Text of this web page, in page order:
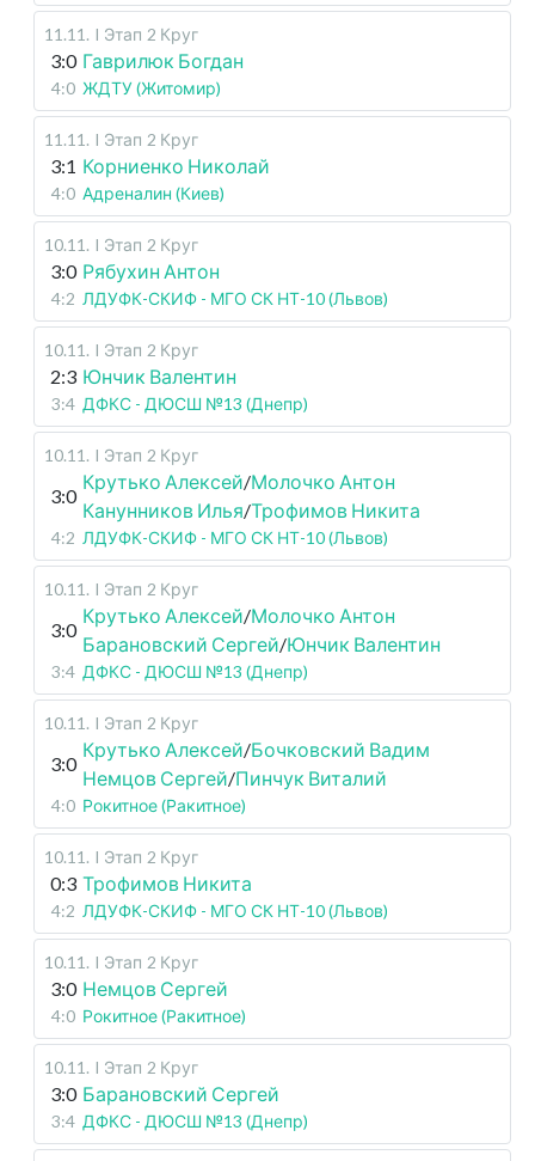
11.11 . I Этап 2 Круг
3:0 Гаврилюк Богдан
4:0 ЖДТУ (Житомир)
11.11 . I Этап 2 Круг
3:1 Корниенко Николай
4:0 Адреналин (Киев)
10.11 . I Этап 2 Круг
3:0 Рябухин Антон
4:2 ЛДУФК-СКИФ - МГО СК НТ-10 (Львов)
10.11 . I Этап 2 Круг
2:3 Юнчик Валентин
3:4 ДФКС - ДЮСШ №13 (Днепр)
10.11 . I Этап 2 Круг
3:0
Крутько Алексей/Молочко Антон
Канунников Илья/Трофимов Никита
4:2 ЛДУФК-СКИФ - МГО СК НТ-10 (Львов)
10.11 . I Этап 2 Круг
3:0
Крутько Алексей/Молочко Антон
Барановский Сергей/Юнчик Валентин
3:4 ДФКС - ДЮСШ №13 (Днепр)
10.11 . I Этап 2 Круг
3:0
Крутько Алексей/Бочковский Вадим
Немцов Сергей/Пинчук Виталий
4:0 Рокитное (Ракитное)
10.11 . I Этап 2 Круг
0:3 Трофимов Никита
4:2 ЛДУФК-СКИФ - МГО СК НТ-10 (Львов)
10.11 . I Этап 2 Круг
3:0 Немцов Сергей
4:0 Рокитное (Ракитное)
10.11 . I Этап 2 Круг
3:0 Барановский Сергей
3:4 ДФКС - ДЮСШ №13 (Днепр)